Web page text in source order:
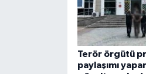
Terör örgütü
paylaşımı